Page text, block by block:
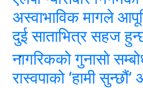
अस्वाभाविक मागले
दुई साताभित्र सहज
नागरिकको गुनासो
रास्वपाको ‘हामी सुन्छौं’